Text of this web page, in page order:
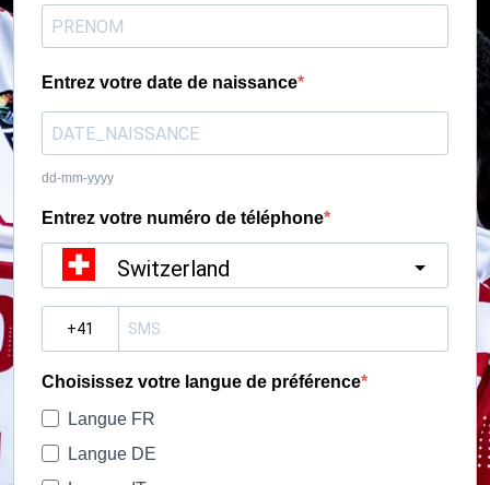
Entrez votre date de naissance
dd-mm-yyyy
Entrez votre numéro de téléphone
Switzerland
Choisissez votre langue de préférence
Langue FR
Langue DE